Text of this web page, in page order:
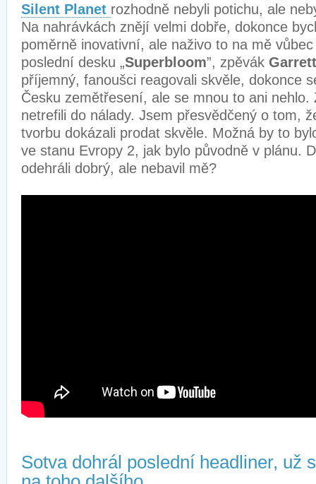
Silent Planet rozhodně nebyli potichu, ale
Na nahrávkách znějí velmi dobře, dokonce
poměrně inovativní, ale naživo to na mě
poslední desku „Superbloom”, zpěvák
příjemný, fanoušci reagovali skvěle, dokonce
Česku zemětřesení, ale se mnou to ani nehlo.
netrefili do nálady. Jsem přesvědčený o tom,
tvorbu dokázali prodat skvěle. Možná by to
ve stanu Evropy 2, jak bylo původně v plánu.
odehráli dobrý, ale nebavil mě?
Sotva dohrál poslední headliner, už